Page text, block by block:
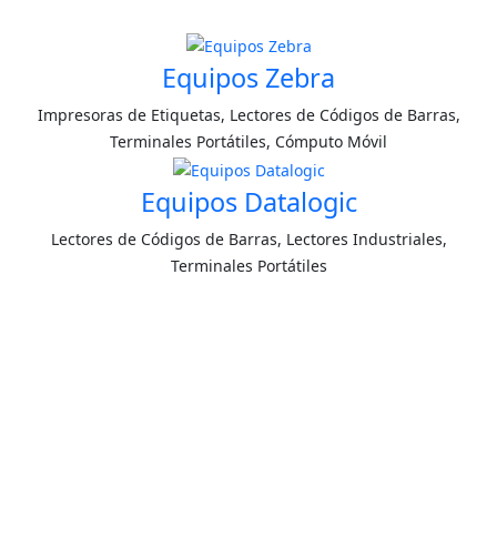
Equipos Zebra
Impresoras de Etiquetas, Lectores de Códigos de Barras,
Terminales Portátiles, Cómputo Móvil
Equipos Datalogic
Lectores de Códigos de Barras, Lectores Industriales,
Terminales Portátiles